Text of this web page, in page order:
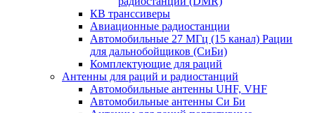
КВ транссиверы
Авиационные радиостанции
Автомобильные 27 МГц (15 канал) Рации
для дальнобойщиков (СиБи)
Комплектующие для раций
Антенны для раций и радиостанций
Автомобильные антенны UHF, VHF
Автомобильные антенны Си Би